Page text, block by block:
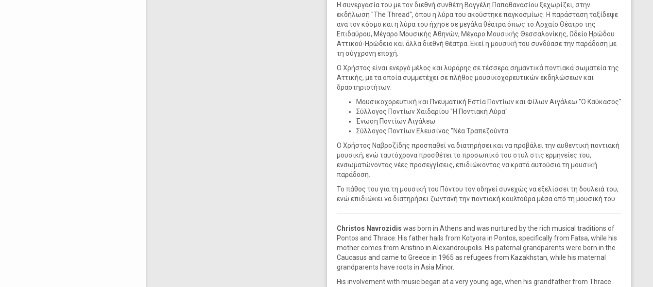
Η συνεργασία του με τον διεθνή συνθέτη Βαγγέλη Παπαθανασίου ξεχωρίζει, στην
εκδήλωση "The Thread", όπου η λύρα του ακούστηκε παγκοσμίως. Η παράσταση ταξίδεψε
ανα τον κόσμο και η λύρα του ήχησε σε μεγάλα θέατρα όπως το Αρχαίο Θέατρο της
Επιδαύρου, Μέγαρο Μουσικής Αθηνών, Μέγαρο Μουσικής Θεσσαλονίκης, Ωδείο Ηρώδου
Αττικού-Ηρώδειο και άλλα διεθνή θέατρα. Εκεί η μουσική του συνδύασε την παράδοση με
τη σύγχρονη εποχή.
Ο Χρήστος είναι ενεργό μέλος και λυράρης σε τέσσερα σημαντικά ποντιακά σωματεία της
Αττικής, με τα οποία συμμετέχει σε πλήθος μουσικοχορευτικών εκδηλώσεων και
δραστηριοτήτων:
Μουσικοχορευτική και Πνευματική Εστία Ποντίων και Φίλων Αιγάλεω "Ο Καύκασος"
Σύλλογος Ποντίων Χαϊδαρίου "Η Ποντιακή Λύρα"
Ένωση Ποντίων Αιγάλεω
Σύλλογος Ποντίων Ελευσίνας "Νέα Τραπεζούντα
Ο Χρήστος Ναβροζίδης προσπαθεί να διατηρήσει και να προβάλει την αυθεντική ποντιακή
μουσική, ενώ ταυτόχρονα προσθέτει το προσωπικό του στυλ στις ερμηνείες του,
ενσωματώνοντας νέες προσεγγίσεις, επιδιώκοντας να κρατά αυτούσια τη μουσική
παράδοση.
Το πάθος του για τη μουσική του Πόντου τον οδηγεί συνεχώς να εξελίσσει τη δουλειά του,
ενώ επιδιώκει να διατηρήσει ζωντανή την ποντιακή κουλτούρα μέσα από τη μουσική του.
Christos Navrozidis was born in Athens and was nurtured by the rich musical traditions of
Pontos and Thrace. His father hails from Kotyora in Pontos, specifically from Fatsa, while his
mother comes from Aristino in Alexandroupolis. His paternal grandparents were born in the
Caucasus and came to Greece in 1965 as refugees from Kazakhstan, while his maternal
grandparents have roots in Asia Minor.
His involvement with music began at a very young age, when his grandfather from Thrace